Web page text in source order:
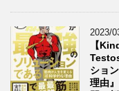
2023/
【
ショ
理由